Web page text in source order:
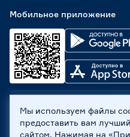
Мобильное приложение
ООО «Бауцентр Рус» 2004
ул. А.Невского, 205. ИНН
Все права защищены
Мы используем файлы
предоставить вам
сайтом. Нажимая на